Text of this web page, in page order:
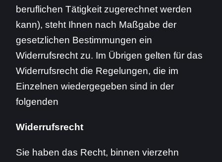
beruflichen Tätigkeit zugerechnet werden
kann), steht Ihnen nach Maßgabe der
gesetzlichen Bestimmungen ein
Widerrufsrecht zu. Im Übrigen gelten für das
Widerrufsrecht die Regelungen, die im
Einzelnen wiedergegeben sind in der
folgenden
Widerrufsrecht
Sie haben das Recht, binnen vierzehn